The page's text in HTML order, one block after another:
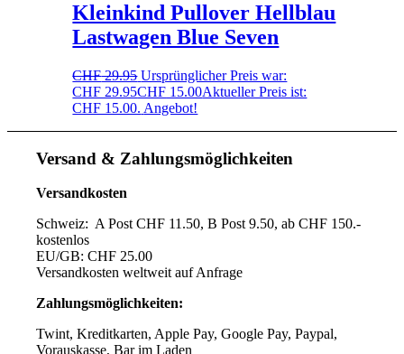
Kleinkind Pullover Hellblau
Lastwagen Blue Seven
CHF29.95 Ursprünglicher Preis war:
CHF 29.95CHF 15.00Aktueller Preis ist:
CHF 15.00. Angebot!
Versand & Zahlungsmöglichkeiten
Versandkosten
Schweiz: A Post CHF 11.50, B Post 9.50, ab CHF 150.-
kostenlos
EU/GB: CHF 25.00
Versandkosten weltweit auf Anfrage
Zahlungsmöglichkeiten:
Twint, Kreditkarten, Apple Pay, Google Pay, Paypal,
Vorauskasse, Bar im Laden